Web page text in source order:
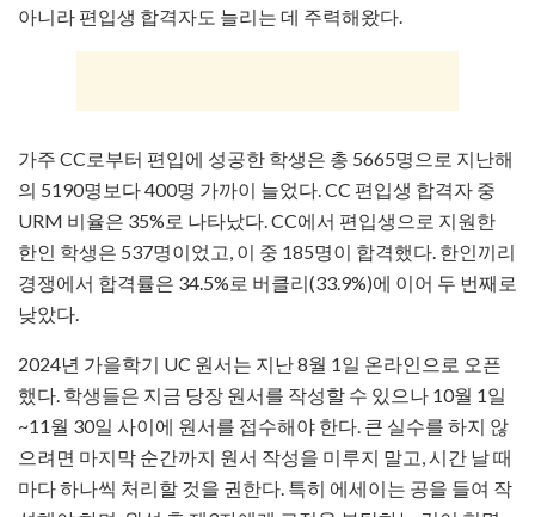
아니라 편입생 합격자도 늘리는 데 주력해왔다.
가주 CC로부터 편입에 성공한 학생은 총 5665명으로 지난해
의 5190명보다 400명 가까이 늘었다. CC 편입생 합격자 중
URM 비율은 35%로 나타났다. CC에서 편입생으로 지원한
한인 학생은 537명이었고, 이 중 185명이 합격했다. 한인끼리
경쟁에서 합격률은 34.5%로 버클리(33.9%)에 이어 두 번째로
낮았다.
2024년 가을학기 UC 원서는 지난 8월 1일 온라인으로 오픈
했다. 학생들은 지금 당장 원서를 작성할 수 있으나 10월 1일
~11월 30일 사이에 원서를 접수해야 한다. 큰 실수를 하지 않
으려면 마지막 순간까지 원서 작성을 미루지 말고, 시간 날 때
마다 하나씩 처리할 것을 권한다. 특히 에세이는 공을 들여 작